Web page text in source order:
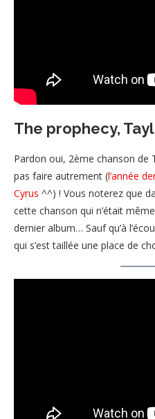
The prophecy,
Pardon oui, 2ème chanson de
pas faire autrement (l’année
Cyrus ^^) ! Vous noterez que
cette chanson qui n’était
dernier album… Sauf qu’à
qui s’est taillée une place de